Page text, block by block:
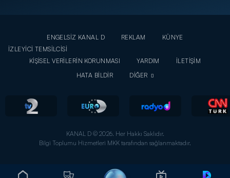
ENGELSİZ KANAL D REKLAM
KÜNYE
İZLEYİCİ TEMSİLCİSİ
KİŞİSEL VERİLERİN KORUNMASI
YARDIM
İLETİŞİM
HATA BİLDİR
DİĞER
KANAL D © 2026. Her Hakkı Saklıdır.
Bilgi Toplumu Hizmetleri MKK tarafından sağlanmaktadır.